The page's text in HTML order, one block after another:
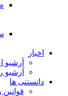
اخبار
آرشیو
آرشیو
دانستنی ها